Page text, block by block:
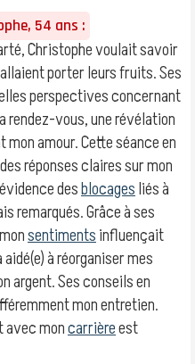
54 ans :
Christophe voulait savoir
porter leurs fruits. Ses
perspectives concernant
rendez-vous, une révélation
amour. Cette séance en
réponses claires sur mon
desblocagesliés à
remarqués. Grâce à ses
sentimentsinfluençait
à réorganiser mes
argent. Ses conseils en
mon entretien.
avec moncarrièreest